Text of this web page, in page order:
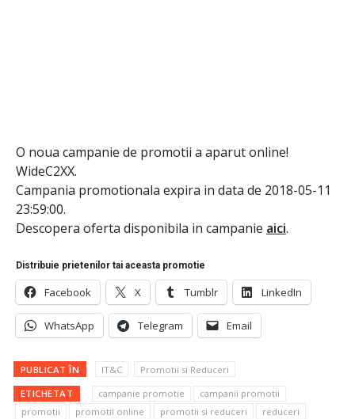
O noua campanie de promotii a aparut online!
WideC2XX.
Campania promotionala expira in data de 2018-05-11
23:59:00.
Descopera oferta disponibila in campanie aici.
Distribuie prietenilor tai aceasta promotie
Facebook X Tumblr LinkedIn
WhatsApp Telegram Email
PUBLICAT ÎN IT&C Promotii si Reduceri
ETICHETAT campanie promotie
campanii promotii
promotii
promotii online promotii si reduceri
reduceri